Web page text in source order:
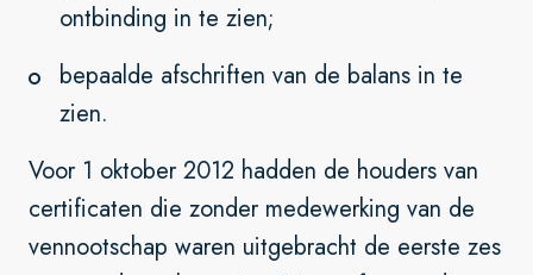
ontbinding in te zien;
bepaalde afschriften van de balans in te
zien.
Voor 1 oktober 2012 hadden de houders van
certificaten die zonder medewerking van de
vennootschap waren uitgebracht de eerste zes